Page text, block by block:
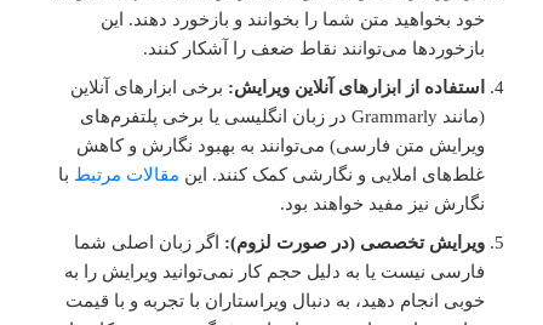
خود بخواهید متن شما را بخوانند و بازخورد دهند. این
بازخوردها می‌توانند نقاط ضعف را آشکار کنند.
استفاده از ابزارهای آنلاین ویرایش: برخی ابزارهای آنلاین
(مانند Grammarly در زبان انگلیسی یا برخی پلتفرم‌های
ویرایش متن فارسی) می‌توانند به بهبود نگارش و کاهش
غلط‌های املایی و نگارشی کمک کنند. اینمقالات مرتبطبا
نگارش نیز مفید خواهند بود.
ویرایش تخصصی (در صورت لزوم):اگر زبان اصلی شما
فارسی نیست یا به دلیل حجم کار نمی‌توانید ویرایش را به
خوبی انجام دهید، به دنبال ویراستاران با تجربه و با قیمت